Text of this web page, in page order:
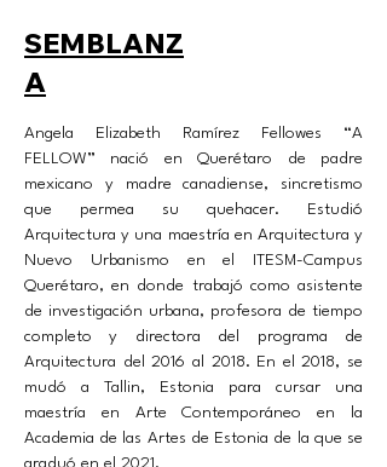
SEMBLANZ
A
Angela Elizabeth Ramírez Fellowes “A
FELLOW” nació en Querétaro de padre
mexicano y madre canadiense, sincretismo
que permea su quehacer. Estudió
Arquitectura y una maestría en Arquitectura y
Nuevo Urbanismo en el ITESM-Campus
Querétaro, en donde trabajó como asistente
de investigación urbana, profesora de tiempo
completo y directora del programa de
Arquitectura del 2016 al 2018. En el 2018, se
mudó a Tallin, Estonia para cursar una
maestría en Arte Contemporáneo en la
Academia de las Artes de Estonia de la que se
graduó en el 2021.